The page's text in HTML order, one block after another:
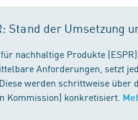
Stand der Umsetzung
nachhaltige Produkte
Anforderungen, setzt
werden schrittweise über
Kommission) konkretisiert.